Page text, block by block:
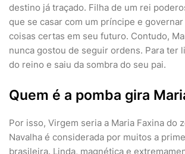
destino já traçado. Filha de um rei
que se casar com um príncipe e
coisas certas em seu futuro. Contudo,
nunca gostou de seguir ordens. Para ter
do reino e saiu da sombra do seu pai.
Quem é a pomba gira
Por isso, Virgem seria a Maria Faxina do
Navalha é considerada por muitos a
brasileira. Linda, magnética e